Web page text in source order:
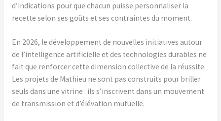
d’indications pour que chacun puisse personnaliser la
recette selon ses goûts et ses contraintes du moment.
En 2026, le développement de nouvelles initiatives autour
de l’intelligence artificielle et des technologies durables ne
fait que renforcer cette dimension collective de la réussite.
Les projets de Mathieu ne sont pas construits pour briller
seuls dans une vitrine : ils s’inscrivent dans un mouvement
de transmission et d’élévation mutuelle.